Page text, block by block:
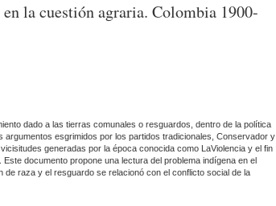
la cuestión agraria. Colombia 1900-
dado a las tierras comunales o resguardos, dentro de la política
argumentos esgrimidos por los partidos tradicionales, Conservador y
generadas por la época conocida como LaViolencia y el fin
documento propone una lectura del problema indígena en el
raza y el resguardo se relacionó con el conflicto social de la